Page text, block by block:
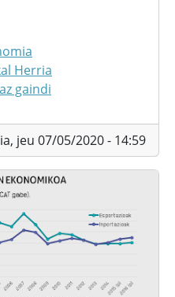
Herria
gaindi
jeu 07/05/2020 - 14:59